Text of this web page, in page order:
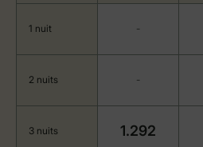
1 nuit -
2 nuits -
3 nuits 1.292